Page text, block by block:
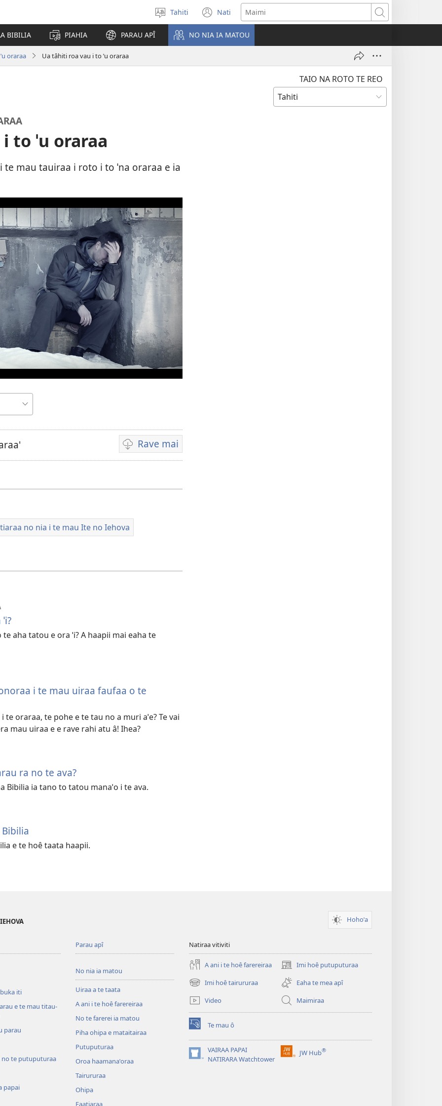
Maiti
te
reo
Tahiti Nati
(opens
new
window)
Maimi
BIBILIA PIAHIA PARAU APÎ NO NIA IA MATOU
oraraa Ua tâhiti roa vau i to ˈu oraraa
TAIO NA ROTO TE REO
to ˈu oraraa
mau tauiraa i roto i to ˈna oraraa e ia
Rave mai
No
te
mai
te
mau
no nia i te mau Ite no Iehova
aha tatou e ora ˈi? A haapii mai eaha te
i te mau uiraa faufaa o te
oraraa, te pohe e te tau no a muri aˈe? Te vai
mau uiraa e e rave rahi atu â! Ihea?
ra no te ava?
Bibilia ia tano to tatou manaˈo i te ava.
e te hoê taata haapii.
Hohoˈa
iti
e te mau titau-
parau
no te putuputuraa
papai
Parau apî
No nia ia matou
Uiraa a te taata
A ani i te hoê farereiraa
No te farerei ia matou
Piha ohipa e mataitairaa
Putuputuraa
Oroa haamanaˈoraa
Tairururaa
Ohipa
Faatiaraa
Natiraa vitiviti
A ani i te hoê farereiraa Imi hoê putuputuraa
(opens
new
window)
Imi hoê tairururaa
(opens
new
window)
Eaha te mea apî
Video
Maimiraa
Te mau ô
(opens
new
window)VAIRAA PAPAI
NATIRARA Watchtower
(opens
JW Hub®
(opens